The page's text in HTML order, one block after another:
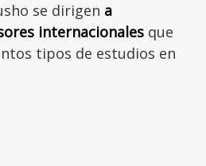
se dirigen a
internacionales que
tipos de estudios en